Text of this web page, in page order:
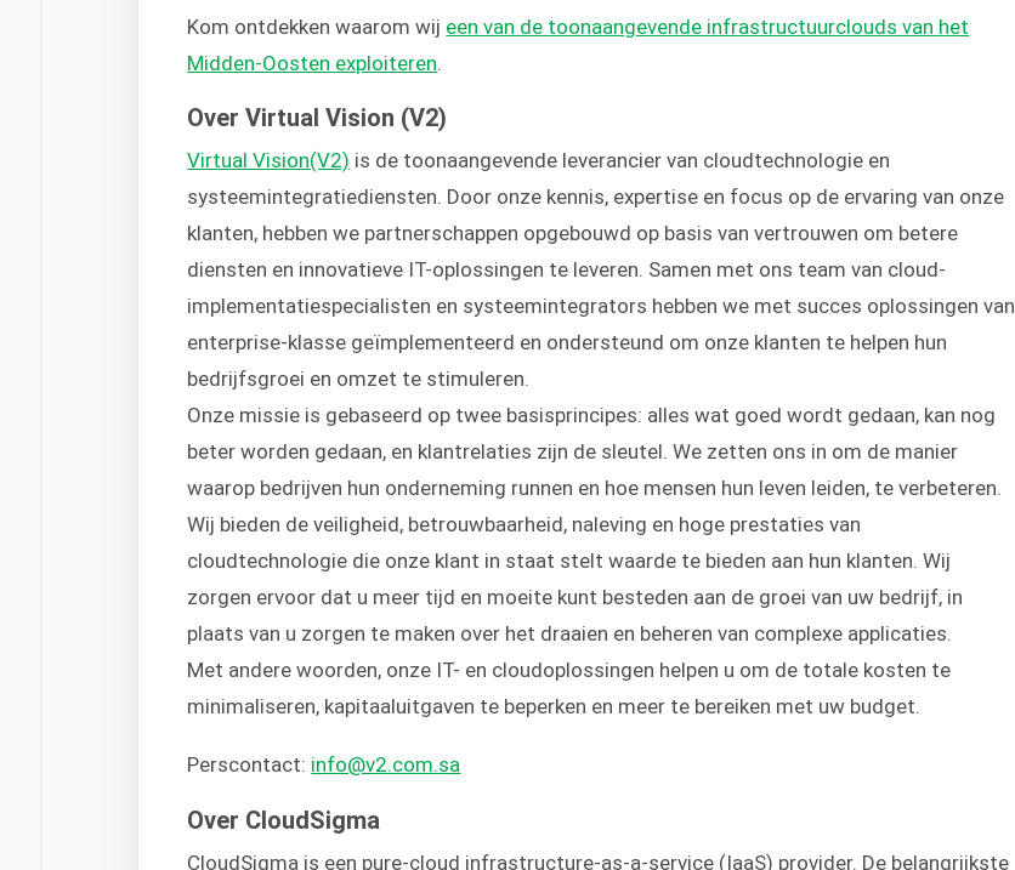
Kom ontdekken waarom wij een van de toonaangevende infrastructuurclouds van het
Midden-Oosten exploiteren
Over Virtual Vision (V2)
Virtual Vision(V2) is de toonaangevende leverancier van cloudtechnologie en
systeemintegratiediensten. Door onze kennis, expertise en focus op de ervaring van onze
klanten, hebben we partnerschappen opgebouwd op basis van vertrouwen om betere
diensten en innovatieve IT-oplossingen te leveren. Samen met ons team van cloud-
implementatiespecialisten en systeemintegrators hebben we met succes oplossingen van
enterprise-klasse geïmplementeerd en ondersteund om onze klanten te helpen hun
bedrijfsgroei en omzet te stimuleren.
Onze missie is gebaseerd op twee basisprincipes: alles wat goed wordt gedaan, kan nog
beter worden gedaan, en klantrelaties zijn de sleutel. We zetten ons in om de manier
waarop bedrijven hun onderneming runnen en hoe mensen hun leven leiden, te verbeteren.
Wij bieden de veiligheid, betrouwbaarheid, naleving en hoge prestaties van
cloudtechnologie die onze klant in staat stelt waarde te bieden aan hun klanten. Wij
zorgen ervoor dat u meer tijd en moeite kunt besteden aan de groei van uw bedrijf, in
plaats van u zorgen te maken over het draaien en beheren van complexe applicaties.
Met andere woorden, onze IT- en cloudoplossingen helpen u om de totale kosten te
minimaliseren, kapitaaluitgaven te beperken en meer te bereiken met uw budget.
Perscontact: info@v2.com.sa
Over CloudSigma
CloudSigma is een pure-cloud infrastructure-as-a-service (IaaS) provider. De belangrijkste